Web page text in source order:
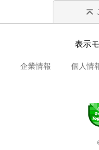
表示
企業情報 個人情